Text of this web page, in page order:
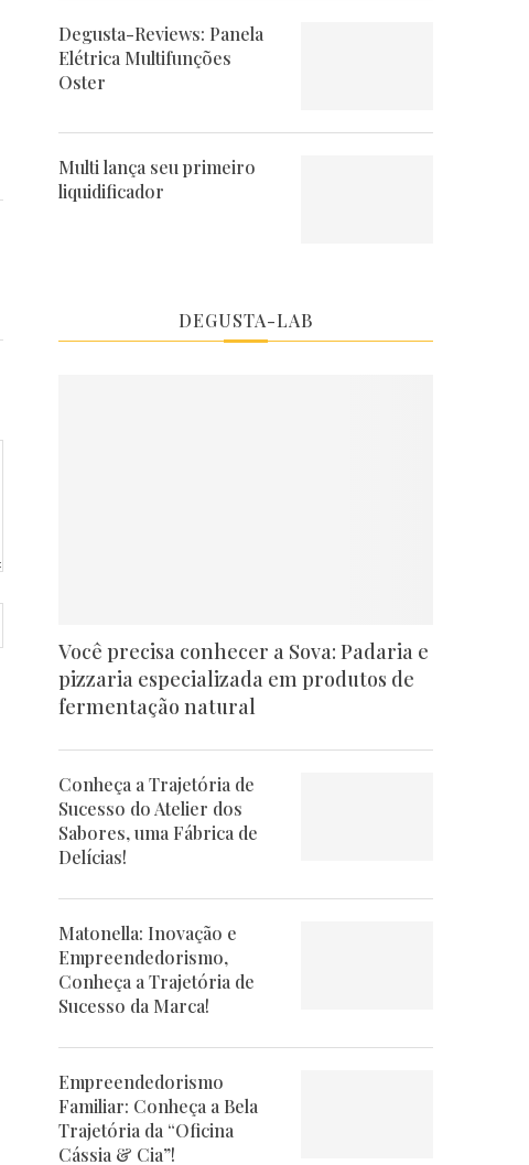
Degusta-Reviews: Panela
Elétrica Multifunções
Oster
Multi lança seu primeiro
liquidificador
DEGUSTA-LAB
Você precisa conhecer a Sova: Padaria e
pizzaria especializada em produtos de
fermentação natural
Conheça a Trajetória de
Sucesso do Atelier dos
Sabores, uma Fábrica de
Delícias!
Matonella: Inovação e
Empreendedorismo,
Conheça a Trajetória de
Sucesso da Marca!
Empreendedorismo
Familiar: Conheça a Bela
Trajetória da “Oficina
Cássia & Cia”!